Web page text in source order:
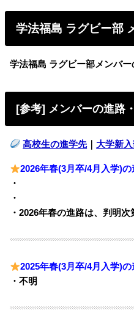
学法福島 ラグビー部
学法福島 ラグビー部メンバ
[参考] メンバーの進路
高校生の進学先｜ 大学新
2026年春(3月卒/4月入学)
・
・
・2026年春の進路は、判明
2025年春(3月卒/4月入学)
・不明